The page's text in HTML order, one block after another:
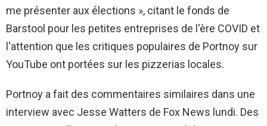
me présenter aux élections », citant le fonds de
Barstool pour les petites entreprises de l'ère COVID et
l'attention que les critiques populaires de Portnoy sur
YouTube ont portées sur les pizzerias locales.
Portnoy a fait des commentaires similaires dans une
interview avec Jesse Watters de Fox News lundi. Des